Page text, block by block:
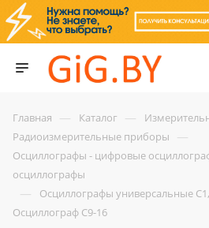
Главная — Каталог —
Радиоизмерительные приборы —
Осциллографы - цифровые
осциллографы
— Осциллографы универсальные
Осциллограф С9-16